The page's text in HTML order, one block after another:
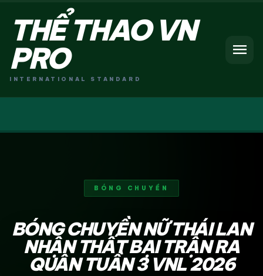
THỂ THAO VN
PRO
INTERNATIONAL STANDARD
menu
BÓNG CHUYỀN
BÓNG CHUYỀN NỮ THÁI LAN
NHẬN THẤT BẠI TRẬN RA
QUÂN TUẦN 3 VNL 2026